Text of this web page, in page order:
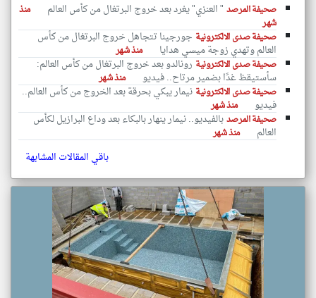
صحيفة المرصد " العنزي" يغرد بعد خروج البرتغال من كأس العالم
منذ
شهر
صحيفة صدى الالكترونية جورجينا تتجاهل خروج البرتغال من كأس
العالم وتهدي زوجة ميسي هدايا
منذ شهر
صحيفة صدى الالكترونية رونالدو بعد خروج البرتغال من كأس العالم:
سأستيقظ غدًا بضمير مرتاح.. فيديو
منذ شهر
صحيفة صدى الالكترونية نيمار يبكي بحرقة بعد الخروج من كأس العالم..
فيديو
منذ شهر
صحيفة المرصدبالفيديو.. نيمار ينهار بالبكاء بعد وداع البرازيل لكأس
العالم منذ شهر
باقي المقالات المشابهة